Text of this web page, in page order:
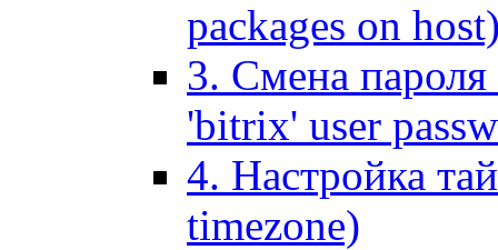
packages on
3. Смена пароля
'bitrix' user
4. Настройка
timezone)